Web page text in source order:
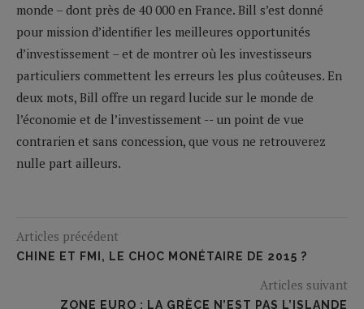
monde – dont près de 40 000 en France. Bill s’est donné
pour mission d’identifier les meilleures opportunités
d’investissement – et de montrer où les investisseurs
particuliers commettent les erreurs les plus coûteuses. En
deux mots, Bill offre un regard lucide sur le monde de
l’économie et de l’investissement -- un point de vue
contrarien et sans concession, que vous ne retrouverez
nulle part ailleurs.
Articles précédent
CHINE ET FMI, LE CHOC MONÉTAIRE DE 2015 ?
Articles suivant
ZONE EURO : LA GRÈCE N’EST PAS L’ISLANDE